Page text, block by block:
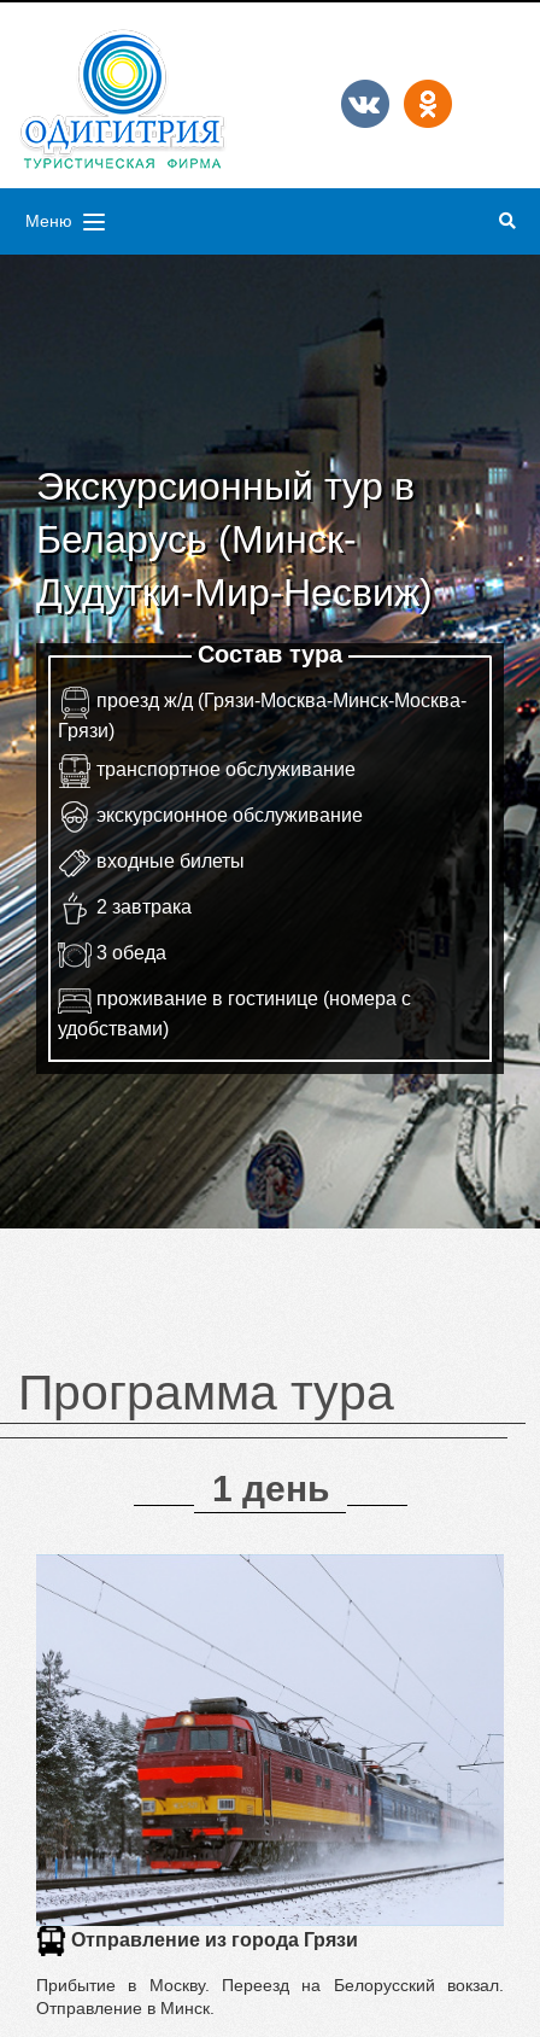
Меню
Экскурсионный тур в
Беларусь (Минск-
Дудутки-Мир-Несвиж)
Состав тура
проезд ж/д (Грязи-Москва-Минск-Москва-
Грязи)
транспортное обслуживание
экскурсионное обслуживание
входные билеты
2 завтрака
3 обеда
проживание в гостинице (номера с
удобствами)
Программа тура
1 день
Отправление из города Грязи
Прибытие в Москву. Переезд на Белорусский вокзал.
Отправление в Минск.